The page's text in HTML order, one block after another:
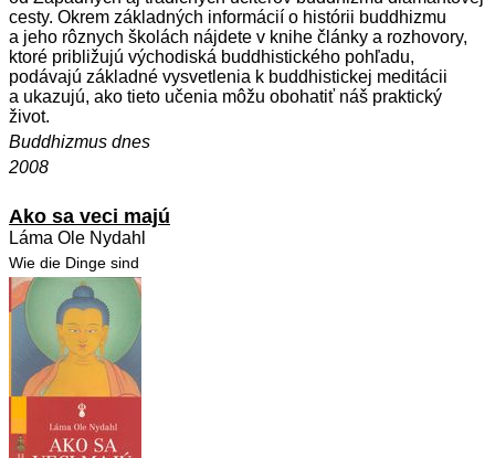
cesty. Okrem základných informácií o histórii buddhizmu
a jeho rôznych školách nájdete v knihe články a rozhovory,
ktoré približujú východiská buddhistického pohľadu,
podávajú základné vysvetlenia k buddhistickej meditácii
a ukazujú, ako tieto učenia môžu obohatiť náš praktický
život.
Buddhizmus dnes
2008
Ako sa veci majú
Láma Ole Nydahl
Wie die Dinge sind